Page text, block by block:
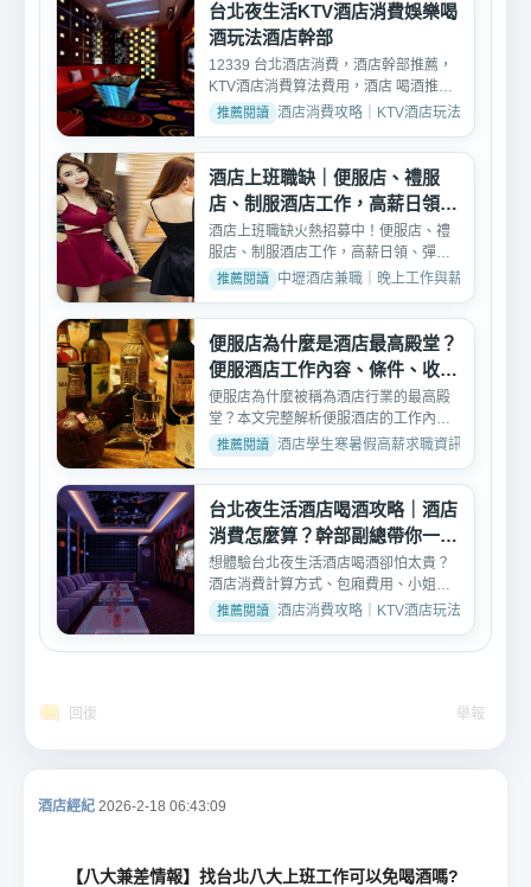
台北夜生活KTV酒店消費娛樂喝
酒玩法酒店幹部
12339 台北酒店消費，酒店幹部推薦，
KTV酒店消費算法費用，酒店 喝酒推薦
，林森北路消費玩法相...
酒店消費攻略｜KTV酒店玩法、消費與
酒店上班職缺｜便服店、禮服
店、制服酒店工作，高薪日領彈
性排班
酒店上班職缺火熱招募中！便服店、禮
服店、制服酒店工作，高薪日領、彈性
排班、無經驗可免費培訓...
中壢酒店兼職｜晚上工作與薪資討論 ·
便服店為什麼是酒店最高殿堂？
便服酒店工作內容、條件、收入
一次看懂
便服店為什麼被稱為酒店行業的最高殿
堂？本文完整解析便服酒店的工作內
容、入行條件、薪資結構與...
酒店學生寒暑假高薪求職資訊 · 2026-
台北夜生活酒店喝酒攻略｜酒店
消費怎麼算？幹部副總帶你一次
搞懂
想體驗台北夜生活酒店喝酒卻怕太貴？
酒店消費計算方式、包廂費用、小姐坐
檯行情，酒店幹部副總一...
酒店消費攻略｜KTV酒店玩法、消費與
回復 舉報
酒店經紀 2026-2-18 06:43:09
【八大兼差情報】找台北八大上班工作可以免喝酒嗎?